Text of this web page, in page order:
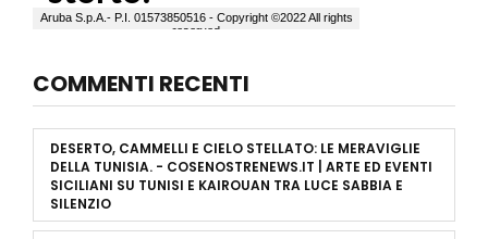
COMMENTI RECENTI
DESERTO, CAMMELLI E CIELO STELLATO: LE MERAVIGLIE
DELLA TUNISIA. - COSENOSTRENEWS.IT | ARTE ED EVENTI
SICILIANI SU TUNISI E KAIROUAN TRA LUCE SABBIA E
SILENZIO